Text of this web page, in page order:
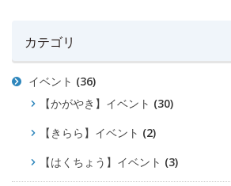
カテゴリ
イベント (36)
【かがやき】イベント (30)
【きらら】イベント (2)
【はくちょう】イベント (3)